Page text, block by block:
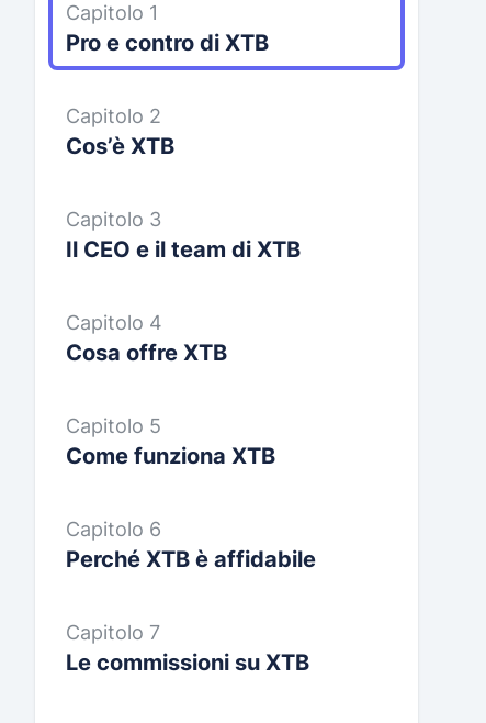
Capitolo 1
Pro e contro di XTB
Capitolo 2
Cos’è XTB
Capitolo 3
Il CEO e il team di XTB
Capitolo 4
Cosa offre XTB
Capitolo 5
Come funziona XTB
Capitolo 6
Perché XTB è affidabile
Capitolo 7
Le commissioni su XTB